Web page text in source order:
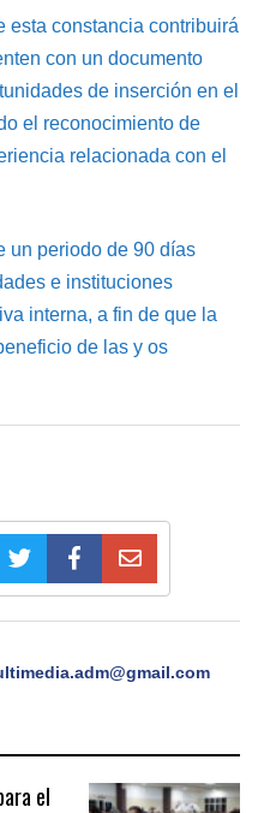
esta constancia contribuirá
con un documento
de inserción en el
el reconocimiento de
relacionada con el
un periodo de 90 días
e instituciones
interna, a fin de que la
de las y os
el